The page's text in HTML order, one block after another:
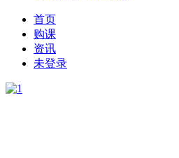
首页
购课
资讯
未登录